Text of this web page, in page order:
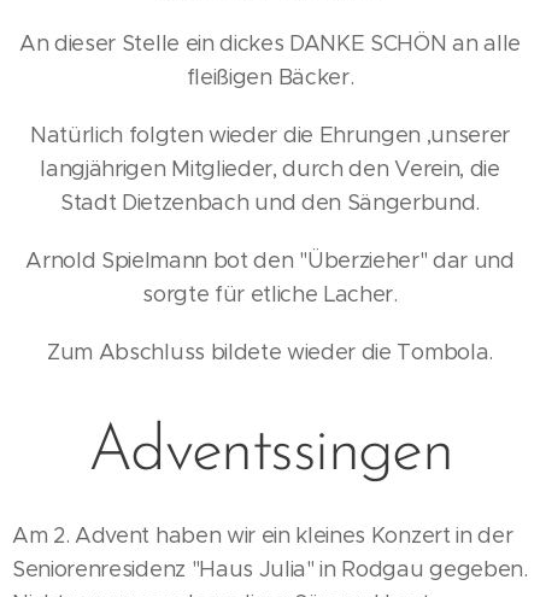
An dieser Stelle ein dickes DANKE SCHÖN an alle
fleißigen Bäcker.
Natürlich folgten wieder die Ehrungen ,unserer
langjährigen Mitglieder, durch den Verein, die
Stadt Dietzenbach und den Sängerbund.
Arnold Spielmann bot den "Überzieher" dar und
sorgte für etliche Lacher.
Zum Abschluss bildete wieder die Tombola.
Adventssingen
Am 2. Advent haben wir ein kleines Konzert in der
Seniorenresidenz "Haus Julia" in Rodgau gegeben.